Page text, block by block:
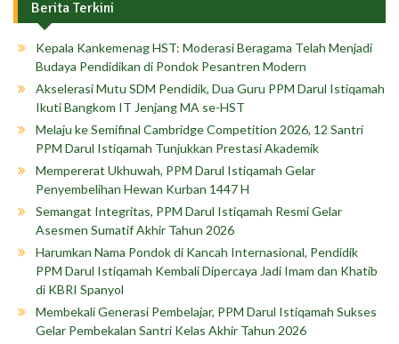
Berita Terkini
Kepala Kankemenag HST: Moderasi Beragama Telah Menjadi
Budaya Pendidikan di Pondok Pesantren Modern
Akselerasi Mutu SDM Pendidik, Dua Guru PPM Darul Istiqamah
Ikuti Bangkom IT Jenjang MA se-HST
Melaju ke Semifinal Cambridge Competition 2026, 12 Santri
PPM Darul Istiqamah Tunjukkan Prestasi Akademik
Mempererat Ukhuwah, PPM Darul Istiqamah Gelar
Penyembelihan Hewan Kurban 1447 H
Semangat Integritas, PPM Darul Istiqamah Resmi Gelar
Asesmen Sumatif Akhir Tahun 2026
Harumkan Nama Pondok di Kancah Internasional, Pendidik
PPM Darul Istiqamah Kembali Dipercaya Jadi Imam dan Khatib
di KBRI Spanyol
Membekali Generasi Pembelajar, PPM Darul Istiqamah Sukses
Gelar Pembekalan Santri Kelas Akhir Tahun 2026